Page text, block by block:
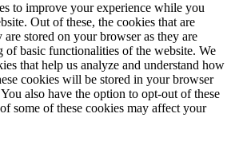
to improve your experience while you
Out of these, the cookies that are
are stored on your browser as they are
of basic functionalities of the website. We
that help us analyze and understand how
cookies will be stored in your browser
also have the option to opt-out of these
some of these cookies may affect your